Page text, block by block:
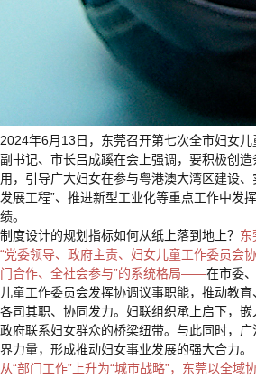
2024年6月13日，东莞召开第七次全市妇女
副书记、市长吕成蹊在会上强调，要积极创
用，引导广大妇女在参与粤港澳大湾区建设
发展工程”、推进新型工业化等重点工作中发
绩。
制度设计的规划指标如何从纸上落到地上？ 东
“党委领导、政府主责、妇女儿童工作委员会
门合作、全社会参与”的系统格局——在市委
儿童工作委员会发挥协调议事职能，推动教
各司其职、协同发力。妇联组织承上启下，
政府联系妇女群众的桥梁纽带。与此同时，
界力量，形成推动妇女事业发展的强大合力。
从“部门工作”上升为“城市战略”，东莞以全域